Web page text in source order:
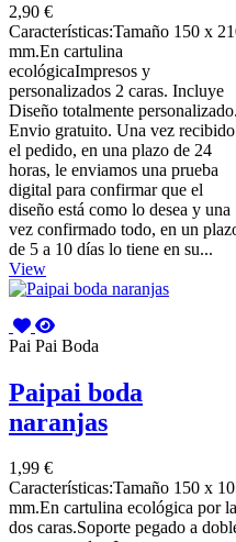
2,90 €
Características:Tamaño 150 x
mm.En cartulina
ecológicaImpresos y
personalizados 2 caras. Incluye
Diseño totalmente personalizado.
Envio gratuito. Una vez recibido
el pedido, en una plazo de 24
horas, le enviamos una prueba
digital para confirmar que el
diseño está como lo desea y una
vez confirmado todo, en un
de 5 a 10 días lo tiene en su...
View
Pai Pai Boda
Paipai boda
naranjas
1,99 €
Características:Tamaño 150 x
mm.En cartulina ecológica por
dos caras.Soporte pegado a